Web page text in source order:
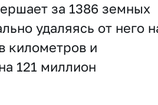
за 1386 земных
удаляясь от него
километров и
121 миллион